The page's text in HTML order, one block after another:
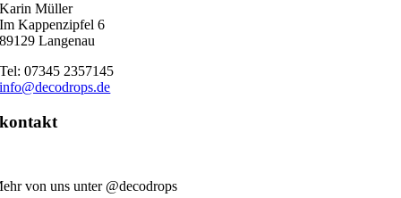
Karin Müller
Im Kappenzipfel 6
89129 Langenau
Tel: 07345 2357145
info@decodrops.de
kontakt
von uns unter @decodrops